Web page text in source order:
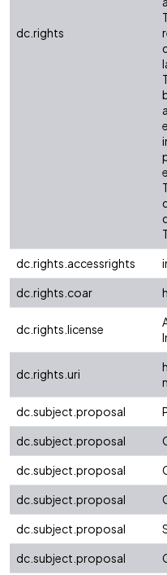
dc.rights
dc.rights.accessrights
dc.rights.coar
dc.rights.license
dc.rights.uri
dc.subject.proposal
dc.subject.proposal
dc.subject.proposal
dc.subject.proposal
dc.subject.proposal
dc.subject.proposal